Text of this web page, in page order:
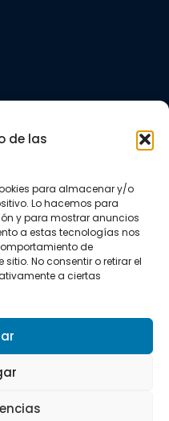
de las
para almacenar y/o
Lo hacemos para
y para mostrar anuncios
a estas tecnologías nos
de
No consentir o retirar el
a ciertas
de privacidad
resevados.